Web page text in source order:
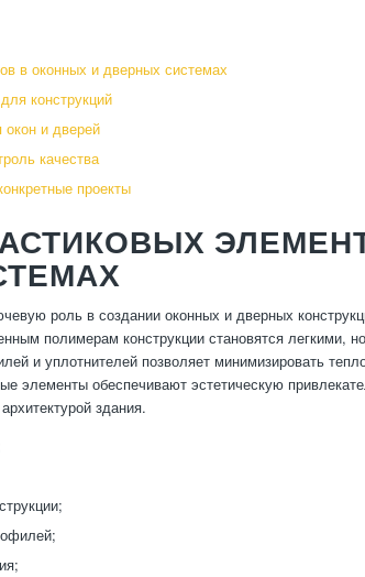
в оконных и дверных системах
конструкций
и дверей
качества
проекты
роль в создании оконных и дверных
полимерам конструкции становятся
и уплотнителей позволяет минимизировать
элементы обеспечивают эстетическую
здания.